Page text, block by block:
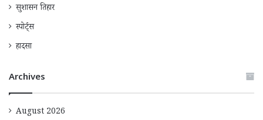
सुशासन तिहार
स्पोर्ट्स
हादसा
Archives
August 2026